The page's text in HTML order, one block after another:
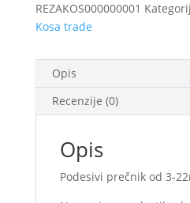
REZAKOS000000001
Kosa trade
Opis
Recenzije (0)
Opis
Podesivi prečnik od 3-